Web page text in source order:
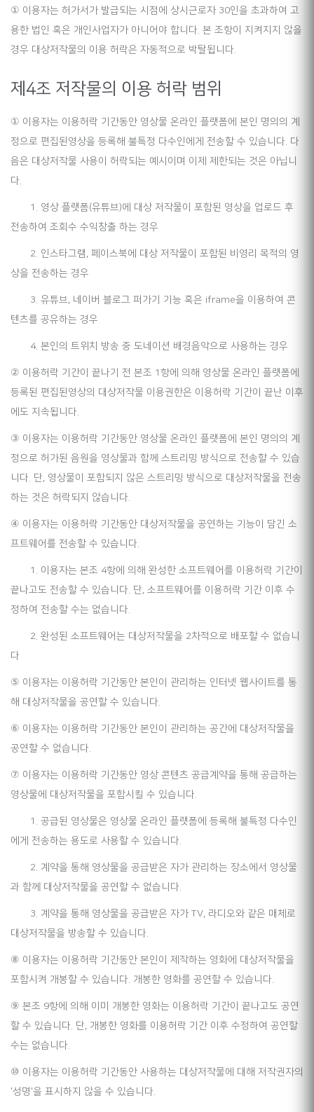
① 이용자는 허가서가 발급되는 시점에 상시근로자 30인을 초과하여 고
용한 법인 혹은 개인사업자가 아니어야 합니다. 본 조항이 지켜지지 않을
경우 대상저작물의 이용 허락은 자동적으로 박탈됩니다.
제4조 저작물의 이용 허락 범위
① 이용자는 이용허락 기간동안 영상물 온라인 플랫폼에 본인 명의의 계
정으로 편집된영상을 등록해 불특정 다수인에게 전송할 수 있습니다. 다
음은 대상저작물 사용이 허락되는 예시이며 이제 제한되는 것은 아닙니
다.
1. 영상 플랫폼(유튜브)에 대상 저작물이 포함된 영상을 업로드 후
전송하여 조회수 수익창출 하는 경우
2. 인스타그램, 페이스북에 대상 저작물이 포함된 비영리 목적의 영
상을 전송하는 경우
3. 유튜브, 네이버 블로그 퍼가기 기능 혹은 iframe을 이용하여 콘
텐츠를 공유하는 경우
4. 본인의 트위치 방송 중 도네이션 배경음악으로 사용하는 경우
② 이용허락 기간이 끝나기 전 본조 1항에 의해 영상물 온라인 플랫폼에
등록된 편집된영상의 대상저작물 이용권한은 이용허락 기간이 끝난 이후
에도 지속됩니다.
③ 이용자는 이용허락 기간동안 영상물 온라인 플랫폼에 본인 명의의 계
정으로 허가된 음원을 영상물과 함께 스트리밍 방식으로 전송할 수 있습
니다. 단, 영상물이 포함되지 않은 스트리밍 방식으로 대상저작물을 전송
하는 것은 허락되지 않습니다.
④ 이용자는 이용허락 기간동안 대상저작물을 공연하는 기능이 담긴 소
프트웨어를 전송할 수 있습니다.
1. 이용자는 본조 4항에 의해 완성한 소프트웨어를 이용허락 기간이
끝나고도 전송할 수 있습니다. 단, 소프트웨어를 이용허락 기간 이후 수
정하여 전송할 수는 없습니다.
2. 완성된 소프트웨어는 대상저작물을 2차적으로 배포할 수 없습니
다
⑤ 이용자는 이용허락 기간동안 본인이 관리하는 인터넷 웹사이트를 통
해 대상저작물을 공연할 수 있습니다.
⑥ 이용자는 이용허락 기간동안 본인이 관리하는 공간에 대상저작물을
공연할 수 없습니다.
⑦ 이용자는 이용허락 기간동안 영상 콘텐츠 공급계약을 통해 공급하는
영상물에 대상저작물을 포함시킬 수 있습니다.
1. 공급된 영상물은 영상물 온라인 플랫폼에 등록해 불특정 다수인
에게 전송하는 용도로 사용할 수 있습니다.
2. 계약을 통해 영상물을 공급받은 자가 관리하는 장소에서 영상물
과 함께 대상저작물을 공연할 수 없습니다.
3. 계약을 통해 영상물을 공급받은 자가 TV, 라디오와 같은 매체로
대상저작물을 방송할 수 있습니다.
⑧ 이용자는 이용허락 기간동안 본인이 제작하는 영화에 대상저작물을
포함시켜 개봉할 수 있습니다. 개봉한 영화를 공연할 수 있습니다.
⑨ 본조 9항에 의해 이미 개봉한 영화는 이용허락 기간이 끝나고도 공연
할 수 있습니다. 단, 개봉한 영화를 이용허락 기간 이후 수정하여 공연할
수는 없습니다.
⑩ 이용자는 이용허락 기간동안 사용하는 대상저작물에 대해 저작권자의
'성명'을 표시하지 않을 수 있습니다.